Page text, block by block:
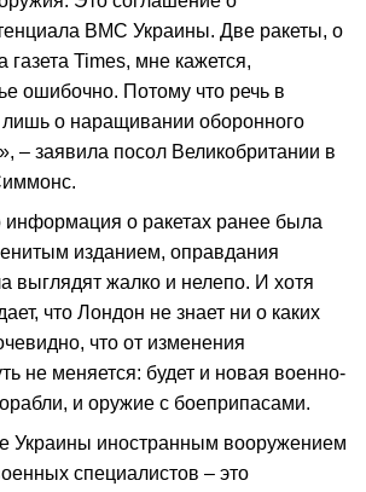
ВМС Украины. Две ракеты, о
газета Times, мне кажется,
ошибочно. Потому что речь в
о наращивании оборонного
– заявила посол Великобритании в
информация о ракетах ранее была
изданием, оправдания
выглядят жалко и нелепо. И хотя
что Лондон не знает ни о каких
что от изменения
не меняется: будет и новая военно-
и оружие с боеприпасами.
Украины иностранным вооружением
специалистов – это